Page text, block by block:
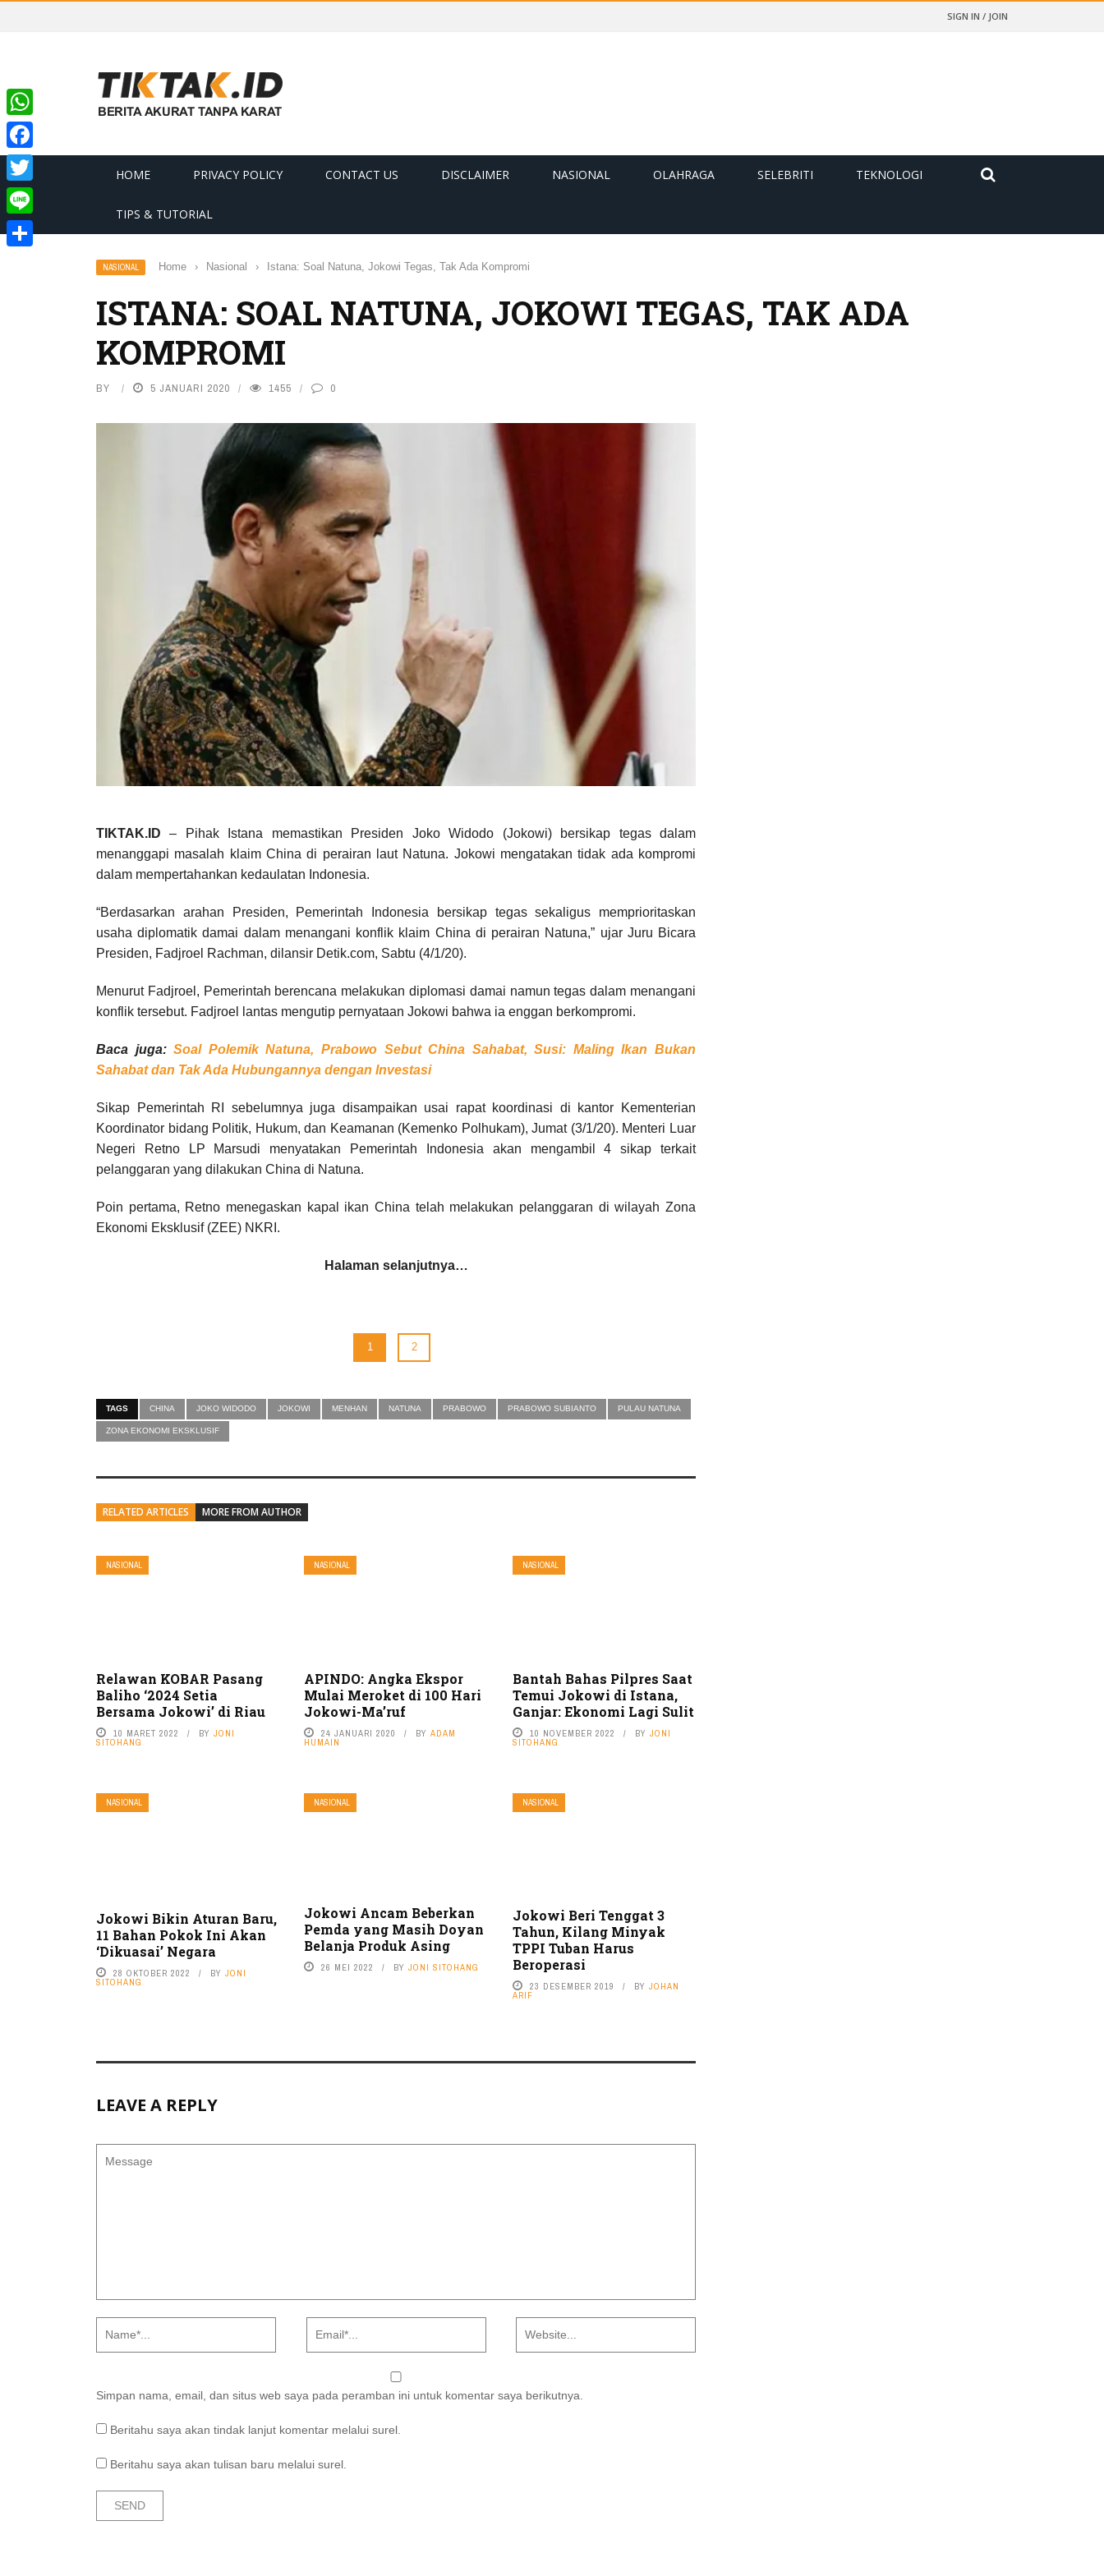
SIGN IN / JOIN
HOME PRIVACY POLICY CONTACT US DISCLAIMER NASIONAL OLAHRAGA SELEBRITI TEKNOLOGI
TIPS & TUTORIAL
NASIONAL Home › Nasional › Istana: Soal Natuna, Jokowi Tegas, Tak Ada Kompromi
ISTANA: SOAL NATUNA, JOKOWI TEGAS, TAK ADA
KOMPROMI
BY 5 JANUARI 2020 1455 0
TIKTAK.ID – Pihak Istana memastikan Presiden Joko Widodo (Jokowi) bersikap tegas dalam
menanggapi masalah klaim China di perairan laut Natuna. Jokowi mengatakan tidak ada kompromi
dalam mempertahankan kedaulatan Indonesia.
“Berdasarkan arahan Presiden, Pemerintah Indonesia bersikap tegas sekaligus memprioritaskan
usaha diplomatik damai dalam menangani konflik klaim China di perairan Natuna,” ujar Juru Bicara
Presiden, Fadjroel Rachman, dilansir Detik.com, Sabtu (4/1/20).
Menurut Fadjroel, Pemerintah berencana melakukan diplomasi damai namun tegas dalam menangani
konflik tersebut. Fadjroel lantas mengutip pernyataan Jokowi bahwa ia enggan berkompromi.
Baca juga:Soal Polemik Natuna, Prabowo Sebut China Sahabat, Susi: Maling Ikan Bukan
Sahabat dan Tak Ada Hubungannya dengan Investasi
Sikap Pemerintah RI sebelumnya juga disampaikan usai rapat koordinasi di kantor Kementerian
Koordinator bidang Politik, Hukum, dan Keamanan (Kemenko Polhukam), Jumat (3/1/20). Menteri Luar
Negeri Retno LP Marsudi menyatakan Pemerintah Indonesia akan mengambil 4 sikap terkait
pelanggaran yang dilakukan China di Natuna.
Poin pertama, Retno menegaskan kapal ikan China telah melakukan pelanggaran di wilayah Zona
Ekonomi Eksklusif (ZEE) NKRI.
Halaman selanjutnya…
1 2
TAGS CHINA JOKO WIDODO JOKOWI MENHAN NATUNA PRABOWO PRABOWO SUBIANTO PULAU NATUNA
ZONA EKONOMI EKSKLUSIF
RELATED ARTICLES MORE FROM AUTHOR
NASIONAL
Relawan KOBAR Pasang
Baliho ‘2024 Setia
Bersama Jokowi’ di Riau
10 MARET 2022 BY JONI
SITOHANG
NASIONAL
APINDO: Angka Ekspor
Mulai Meroket di 100 Hari
Jokowi-Ma’ruf
24 JANUARI 2020 BYADAM
HUMAIN
NASIONAL
Bantah Bahas Pilpres Saat
Temui Jokowi di Istana,
Ganjar: Ekonomi Lagi Sulit
10 NOVEMBER 2022 BY JONI
SITOHANG
NASIONAL
Jokowi Bikin Aturan Baru,
11 Bahan Pokok Ini Akan
‘Dikuasai’ Negara
28 OKTOBER 2022 BY JONI
SITOHANG
NASIONAL
Jokowi Ancam Beberkan
Pemda yang Masih Doyan
Belanja Produk Asing
26 MEI 2022 BYJONI SITOHANG
NASIONAL
Jokowi Beri Tenggat 3
Tahun, Kilang Minyak
TPPI Tuban Harus
Beroperasi
23 DESEMBER 2019 BY JOHAN
ARIF
LEAVE A REPLY
Simpan nama, email, dan situs web saya pada peramban ini untuk komentar saya berikutnya.
Beritahu saya akan tindak lanjut komentar melalui surel.
Beritahu saya akan tulisan baru melalui surel.
WhatsApp
Facebook
Twitter
Line